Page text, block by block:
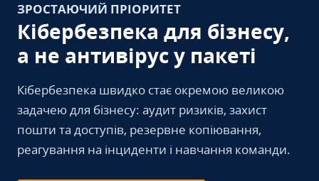
ЗРОСТАЮЧИЙ ПРІОРИТЕТ
Кібербезпека для бізнесу,
а не антивірус у пакеті
Кібербезпека швидко стає окремою великою
задачею для бізнесу: аудит ризиків, захист
пошти та доступів, резервне копіювання,
реагування на інциденти і навчання команди.